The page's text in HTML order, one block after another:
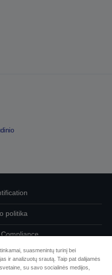
politika
dėl savo duomenų
suasmenintų turinį bei
ir analizuotų srautą. Taip pat dalijamės
su savo socialinės medijos,